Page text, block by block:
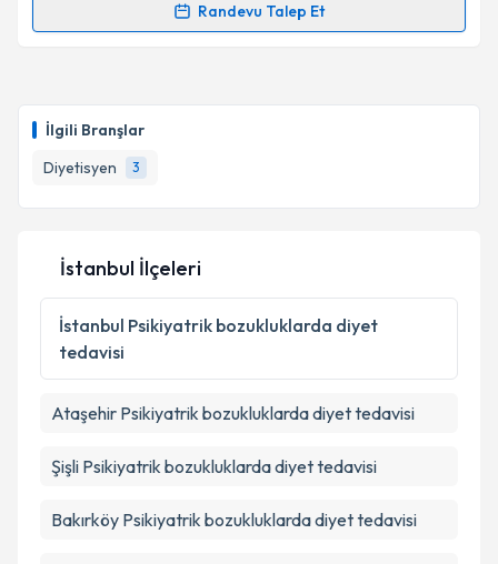
İlgili Branşlar
Diyetisyen
3
Takvim Talebini Gönder
Randevu Talep Et
Randevu Takvimi Talebi
takvim hazırlandığında e-posta ile bilgilendireceğiz.
E-posta Adresiniz
Kişisel verilerimin işlenmesine ilişkinAydınlatma
Metni 'ni okudum ve kişisel verilerimin belirtilen
kapsamda işlenmesini kabul ediyorum.
Takvim Talebini Gönder
İstanbul İlçeleri
İstanbul Psikiyatrik bozukluklarda diyet
tedavisi
Ataşehir Psikiyatrik bozukluklarda diyet tedavisi
Şişli Psikiyatrik bozukluklarda diyet tedavisi
Bakırköy Psikiyatrik bozukluklarda diyet tedavisi